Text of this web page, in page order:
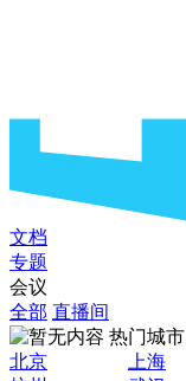
文档
专题
会议
全部 直播间
热门城市
北京
上海